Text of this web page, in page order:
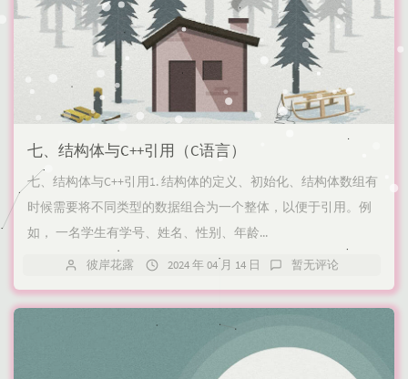
七、结构体与C++引用（C语言）
七、结构体与C++引用1. 结构体的定义、初始化、结构体数组有
时候需要将不同类型的数据组合为一个整体，以便于引用。例
如， 一名学生有学号、姓名、性别、年龄...
彼岸花露 2024 年 04 月 14 日 暂无评论